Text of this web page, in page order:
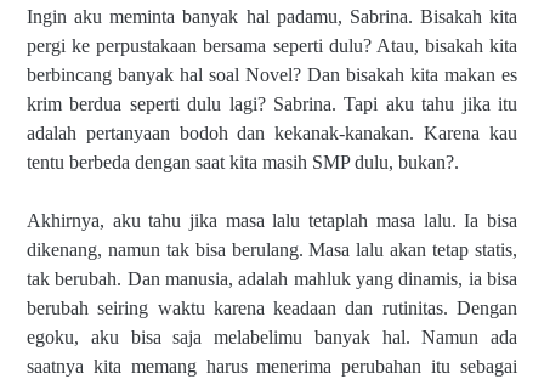
Ingin aku meminta banyak hal padamu, Sabrina. Bisakah kita
pergi ke perpustakaan bersama seperti dulu? Atau, bisakah kita
berbincang banyak hal soal Novel? Dan bisakah kita makan es
krim berdua seperti dulu lagi? Sabrina. Tapi aku tahu jika itu
adalah pertanyaan bodoh dan kekanak-kanakan. Karena kau
tentu berbeda dengan saat kita masih SMP dulu, bukan?.
Akhirnya, aku tahu jika masa lalu tetaplah masa lalu. Ia bisa
dikenang, namun tak bisa berulang. Masa lalu akan tetap statis,
tak berubah. Dan manusia, adalah mahluk yang dinamis, ia bisa
berubah seiring waktu karena keadaan dan rutinitas. Dengan
egoku, aku bisa saja melabelimu banyak hal. Namun ada
saatnya kita memang harus menerima perubahan itu sebagai